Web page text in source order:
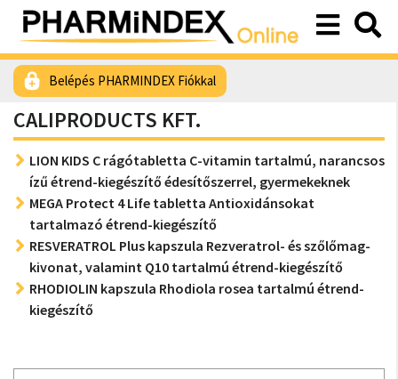
Belépés PHARMINDEX Fiókkal
CALIPRODUCTS KFT.
LION KIDS C rágótabletta C-vitamin tartalmú, narancsos
ízű étrend-kiegészítő édesítőszerrel, gyermekeknek
MEGA Protect 4 Life tabletta Antioxidánsokat
tartalmazó étrend-kiegészítő
RESVERATROL Plus kapszula Rezveratrol- és szőlőmag-
kivonat, valamint Q10 tartalmú étrend-kiegészítő
RHODIOLIN kapszula Rhodiola rosea tartalmú étrend-
kiegészítő